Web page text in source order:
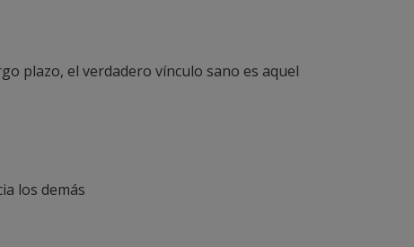
plazo, el verdadero vínculo sano es aquel
los demás